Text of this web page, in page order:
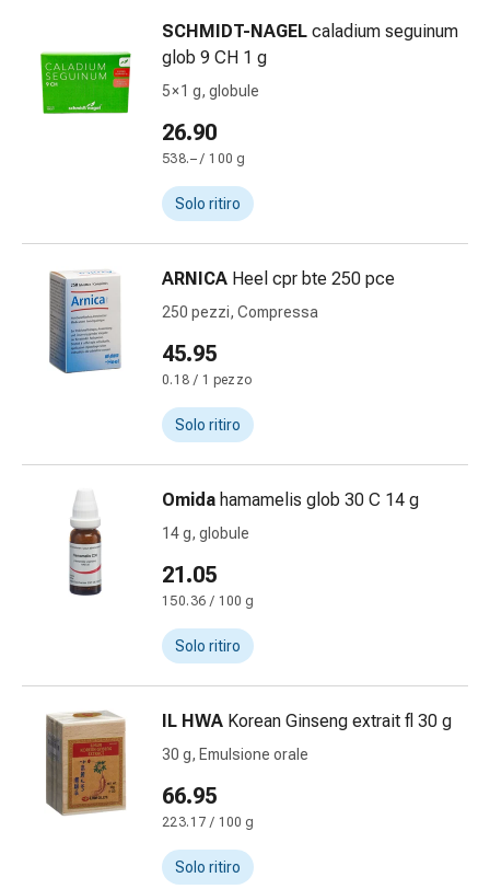
dita
Bende
fissaggio
Garza
Bendaggi
compressivi
Medicazioni
Bende,
accessori
Medicazioni
medicazione
Ustioni
il
cambio
della
Medicazioni
adesive
Trattamento
delle
SCHMIDT-NAGEL caladium seguinum
glob 9 CH 1 g
5 × 1 g, globule
26.90
538.– / 100 g
Solo ritiro
ARNICA Heel cpr bte 250 pce
250 pezzi, Compressa
45.95
0.18 / 1 pezzo
Solo ritiro
Omida hamamelis glob 30 C 14 g
14 g, globule
21.05
150.36 / 100 g
Solo ritiro
IL HWA Korean Ginseng extrait fl 30 g
30 g, Emulsione orale
66.95
223.17 / 100 g
Solo ritiro